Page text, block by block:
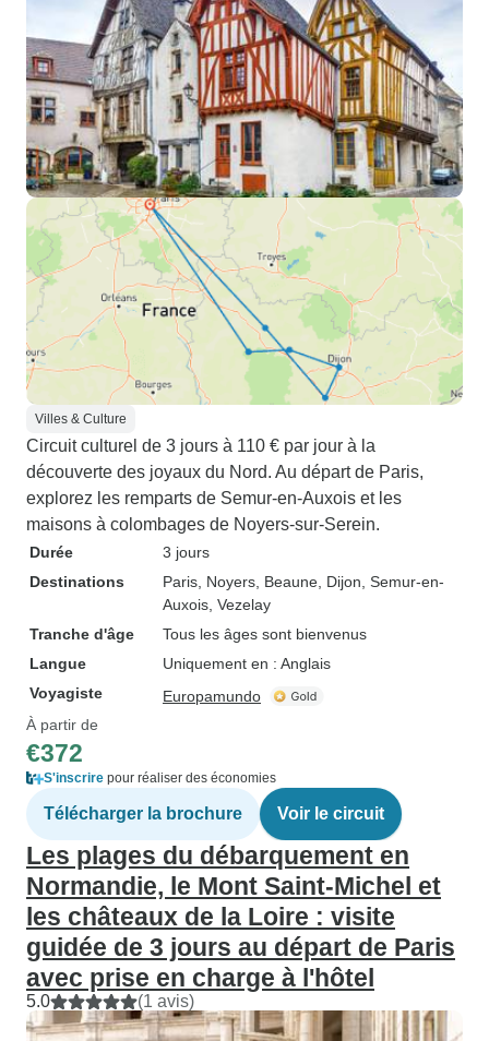
Villes & Culture
Circuit culturel de 3 jours à 110 € par jour à la
découverte des joyaux du Nord. Au départ de Paris,
explorez les remparts de Semur-en-Auxois et les
maisons à colombages de Noyers-sur-Serein.
Durée
3 jours
Destinations
Paris , Noyers , Beaune , Dijon , Semur-en-
Auxois , Vezelay
Tranche d'âge
Tous les âges sont bienvenus
Langue
Uniquement en : Anglais
Voyagiste
Europamundo
À partir de
€372
S'inscrire pour réaliser des économies
Télécharger la brochure Voir le circuit
Les plages du débarquement en
Normandie, le Mont Saint-Michel et
les châteaux de la Loire : visite
guidée de 3 jours au départ de Paris
avec prise en charge à l'hôtel
5.0 (1 avis)